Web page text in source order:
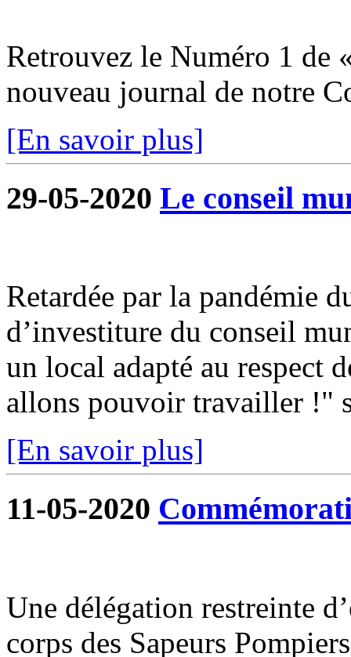
Retrouvez le Numéro 1 de
nouveau journal de notre
[En savoir plus]
29-05-2020 Le conseil
Retardée par la pandémie
d’investiture du conseil
un local adapté au respect
allons pouvoir travailler !"
[En savoir plus]
11-05-2020
Une délégation restreinte
corps des Sapeurs